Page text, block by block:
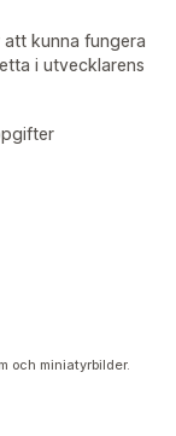
kunna fungera
i utvecklarens
och miniatyrbilder.